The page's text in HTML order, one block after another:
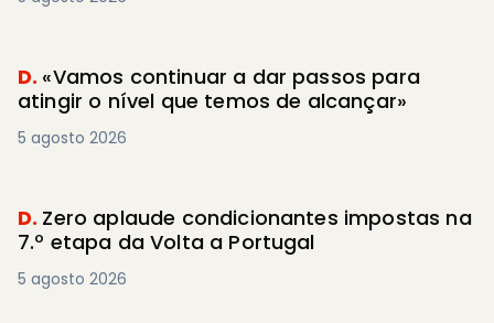
D. «Vamos continuar a dar passos para
atingir o nível que temos de alcançar»
5 agosto 2026
D. Zero aplaude condicionantes impostas na
7.º etapa da Volta a Portugal
5 agosto 2026